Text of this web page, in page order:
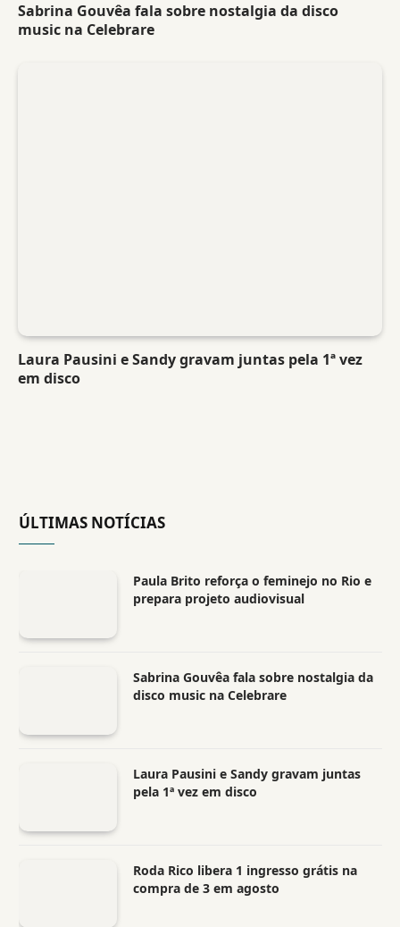
Sabrina Gouvêa fala sobre nostalgia da disco
music na Celebrare
Laura Pausini e Sandy gravam juntas pela 1ª vez
em disco
ÚLTIMAS NOTÍCIAS
Paula Brito reforça o feminejo no Rio e
prepara projeto audiovisual
Sabrina Gouvêa fala sobre nostalgia da
disco music na Celebrare
Laura Pausini e Sandy gravam juntas
pela 1ª vez em disco
Roda Rico libera 1 ingresso grátis na
compra de 3 em agosto